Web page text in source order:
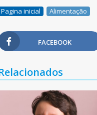
Pagina inicial Alimentação
FACEBOOK